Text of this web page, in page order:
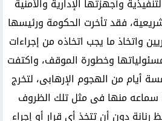
وأجهزتها الإدارية والأمنية
فقد تأخرت الحكومة ورئيسها
واتخاذ ما يجب اتخاذه من إجراءات
وخطورة الموقف، واكتفت
أيام من الهجوم الإرهابى، لتخرج
سماعه منها فى مثل تلك الظروف
دون أن تتخذ أى قرار أو إجراء